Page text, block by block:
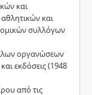
και
και
συλλόγων
οργανώσεων
εκδόσεις (1948
από τις